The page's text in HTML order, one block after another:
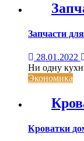
Запчасти
28.01.2022
Ни одну
Экономика
Кроватки